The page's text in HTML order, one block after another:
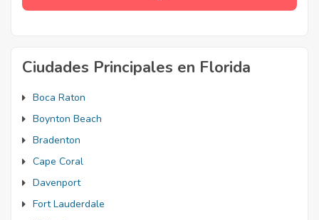
Ciudades Principales en Florida
Boca Raton
Boynton Beach
Bradenton
Cape Coral
Davenport
Fort Lauderdale